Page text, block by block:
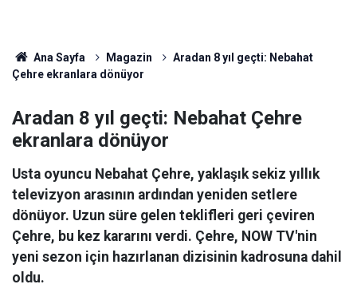
Ana Sayfa Magazin
Aradan 8 yıl geçti: Nebahat
Çehre ekranlara dönüyor
Aradan 8 yıl geçti: Nebahat Çehre
ekranlara dönüyor
Usta oyuncu Nebahat Çehre, yaklaşık sekiz yıllık
televizyon arasının ardından yeniden setlere
dönüyor. Uzun süre gelen teklifleri geri çeviren
Çehre, bu kez kararını verdi. Çehre, NOW TV'nin
yeni sezon için hazırlanan dizisinin kadrosuna dahil
oldu.